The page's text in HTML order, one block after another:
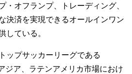
・オフランプ、トレーディング、
決済を実現できるオールインワン
している。
ップサッカーリーグである
ジア、ラテンアメリカ市場におけ